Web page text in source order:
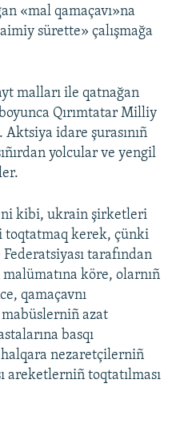
«mal qamaçavı»na
sürette» çalışmağa
malları ile qatnağan
Qırımtatar Milliy
idare şurasınıñ
yolcular ve yengil
kibi, ukrain şirketleri
toqtatmaq kerek, çünki
tarafından
köre, olarnıñ
qamaçavnı
azat
basqı
nezaretçilerniñ
areketlerniñ toqtatılması